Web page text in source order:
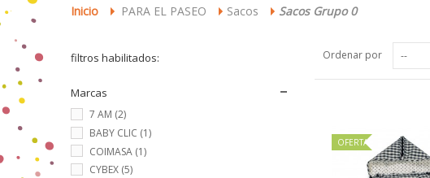
Inicio > PARA EL PASEO > Sacos > Sacos Grupo 0
filtros habilitados:
Marcas
7 AM (2)
BABY CLIC (1)
COIMASA (1)
CYBEX (5)
Ordenar por --
OFERTA